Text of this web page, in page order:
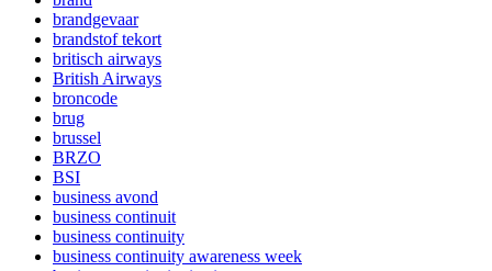
brandgevaar
brandstof tekort
britisch airways
British Airways
broncode
brug
brussel
BRZO
BSI
business avond
business continuit
business continuity
business continuity awareness week